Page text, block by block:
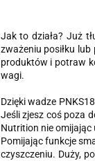
Jak to działa? Już
zważeniu posiłku
produktów i potraw
wagi.
Dzięki wadze
Jeśli zjesz coś poza
Nutrition nie omijając
Pomijając funkcje
czyszczeniu. Duży,